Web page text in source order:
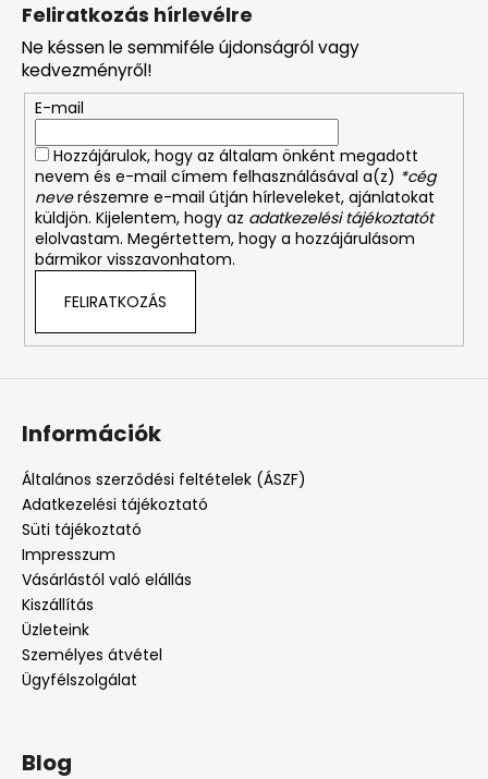
Feliratkozás hírlevélre
Ne késsen le semmiféle újdonságról vagy
kedvezményről!
E-mail
Hozzájárulok, hogy az általam önként megadott
nevem és e-mail címem felhasználásával a(z) *cég
neverészemre e-mail útján hírleveleket, ajánlatokat
küldjön. Kijelentem, hogy az adatkezelési tájékoztatót
elolvastam. Megértettem, hogy a hozzájárulásom
bármikor visszavonhatom.
FELIRATKOZÁS
Információk
Általános szerződési feltételek (ÁSZF)
Adatkezelési tájékoztató
Süti tájékoztató
Impresszum
Vásárlástól való elállás
Kiszállítás
Üzleteink
Személyes átvétel
Ügyfélszolgálat
Blog